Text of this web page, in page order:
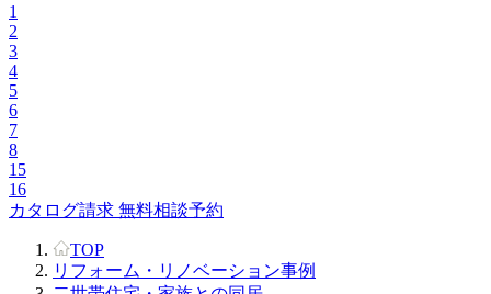
1
2
3
4
5
6
7
8
15
16
カタログ請求 無料相談予約
TOP
リフォーム・リノベーション事例